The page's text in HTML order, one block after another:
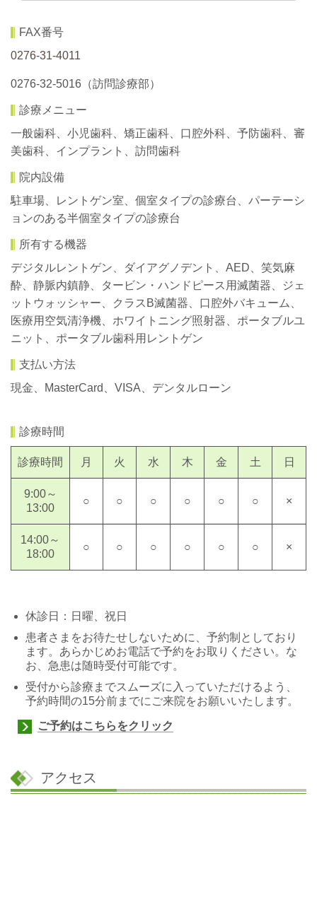
FAX番号
0276-31-4011
0276-32-5016（訪問診療部）
診療メニュー
一般歯科、小児歯科、矯正歯科、口腔外科、予防歯科、審
美歯科、インプラント、訪問歯科
院内設備
駐車場、レントゲン室、個室タイプの診療台、パーテーシ
ョンのある半個室タイプの診療台
所有する機器
デジタルレントゲン、ダイアグノデント、AED、笑気麻
酔、静脈内鎮静、タービン・ハンドピース用滅菌器、ジェ
ットウォッシャー、クラスB滅菌器、口腔外バキューム、
医療用空気清浄機、ホワイトニング照射器、ポータブルユ
ニット、ポータブル歯科用レントゲン
支払い方法
現金、MasterCard、VISA、デンタルローン
診療時間
診療時間 月 火 水 木 金 土 日
9:00～
13:00
○ ○ ○ ○ ○ ○ ×
14:00～
18:00
○ ○ ○ ○ ○ ○ ×
休診日：日曜、祝日
患者さまをお待たせしないために、予約制としており
ます。あらかじめお電話で予約をお取りください。な
お、急患は随時受付可能です。
受付から診療までスムーズに入っていただけるよう、
予約時間の15分前までにご来院をお願いいたします。
ご予約はこちらをクリック
アクセス